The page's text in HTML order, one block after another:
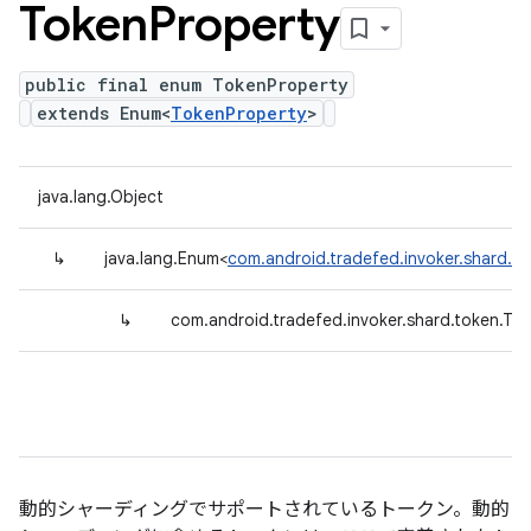
TokenProperty
public final enum TokenProperty
extends Enum<TokenProperty>
java.lang.Object
↳ java.lang.Enum<
↳
動的シャーディングでサポートされているトークン。動的